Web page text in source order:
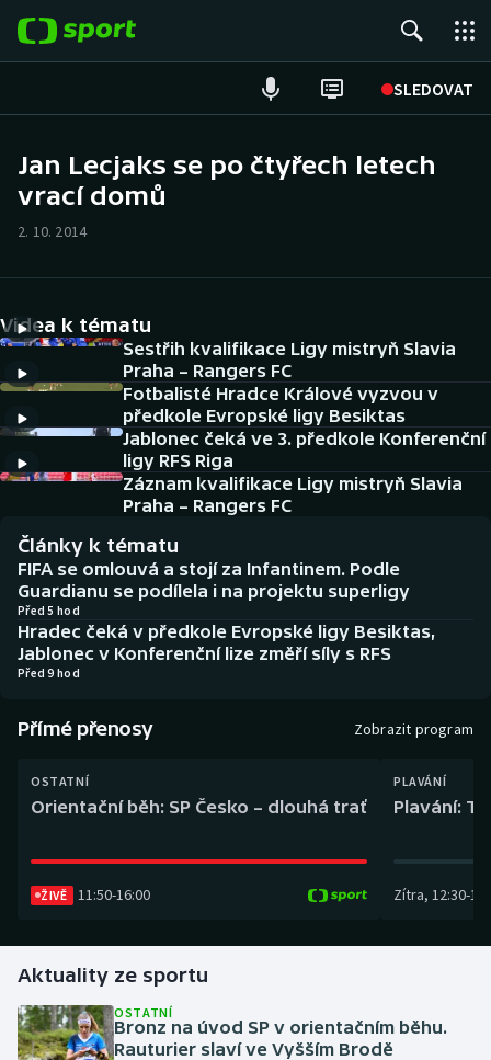
SLEDOVAT
Hokej
Cyklistika
DALŠÍ SPORTY
Americký fotbal
Baseball a softbal
Basketbal
Biatlon
Boby a skeleton
Box
Curling
Golf
Gymnastika
NEPŘEHLÉDNĚTE
Historické návraty
Aplikace ČT sport
AZ kvíz
Jan Lecjaks se po čtyřech letech
vrací domů
2. 10. 2014
Videa k tématu
Sestřih kvalifikace Ligy mistryň Slavia
Praha – Rangers FC
Fotbalisté Hradce Králové vyzvou v
předkole Evropské ligy Besiktas
Jablonec čeká ve 3. předkole Konferenční
ligy RFS Riga
Záznam kvalifikace Ligy mistryň Slavia
Praha – Rangers FC
Články k tématu
FIFA se omlouvá a stojí za Infantinem. Podle
Guardianu se podílela i na projektu superligy
Před 5 hod
Hradec čeká v předkole Evropské ligy Besiktas,
Jablonec v Konferenční lize změří síly s RFS
Před 9 hod
Přímé přenosy Zobrazit program
OSTATNÍ
Orientační běh: SP Česko – dlouhá trať
ŽIVĚ 11:50-16:00
PLAVÁNÍ
Plavání:
Zítra, 12:30-
Aktuality ze sportu
OSTATNÍ
Bronz na úvod SP v orientačním běhu.
Rauturier slaví ve Vyšším Brodě